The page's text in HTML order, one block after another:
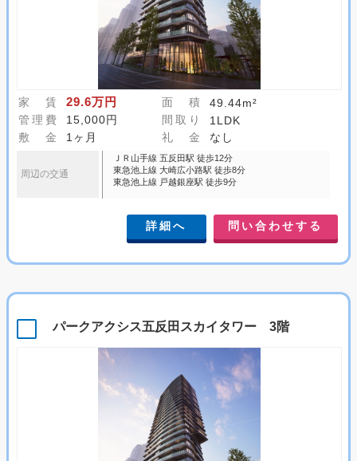
家 賃 29.6万円 面 積
49.44m²
管理費
15,000円 間取り
1LDK
敷 金
1ヶ月 礼 金 なし
周辺の交通
ＪＲ山手線 五反田駅 徒歩12分
東急池上線 大崎広小路駅 徒歩8分
東急池上線 戸越銀座駅 徒歩9分
詳細へ 問い合わせする
パークアクシス五反田スカイタワー 3階